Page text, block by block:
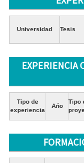
Universidad Tesis
EXPERIENCIA
Tipo de
experiencia
Ańo
Tipo